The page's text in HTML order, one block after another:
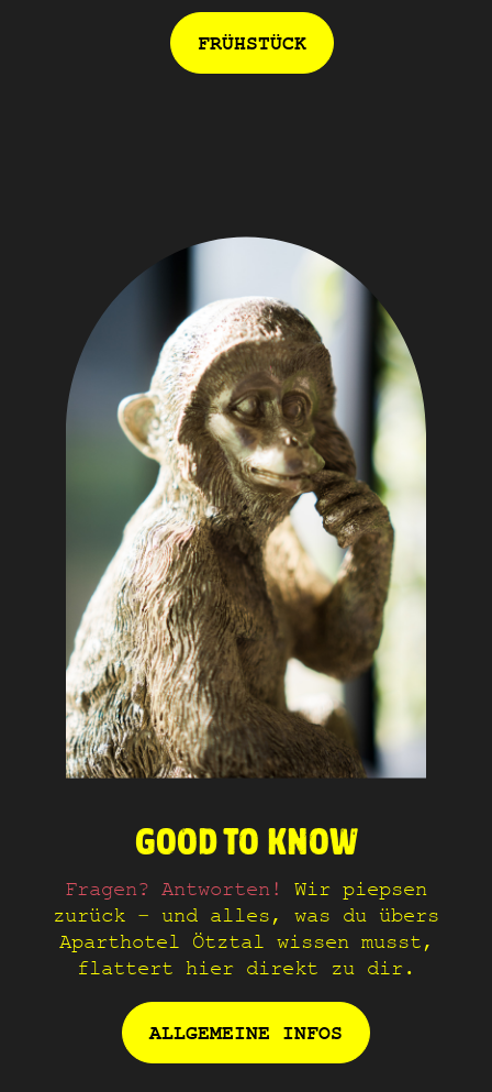
FRÜHSTÜCK
GOOD TO KNOW
Fragen? Antworten! Wir piepsen
zurück – und alles, was du übers
Aparthotel Ötztal wissen musst,
flattert hier direkt zu dir.
ALLGEMEINE INFOS